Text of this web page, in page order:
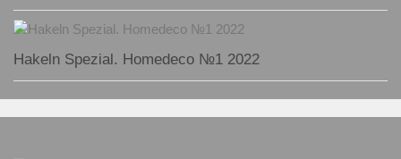
Hakeln Spezial. Homedeco №1 2022